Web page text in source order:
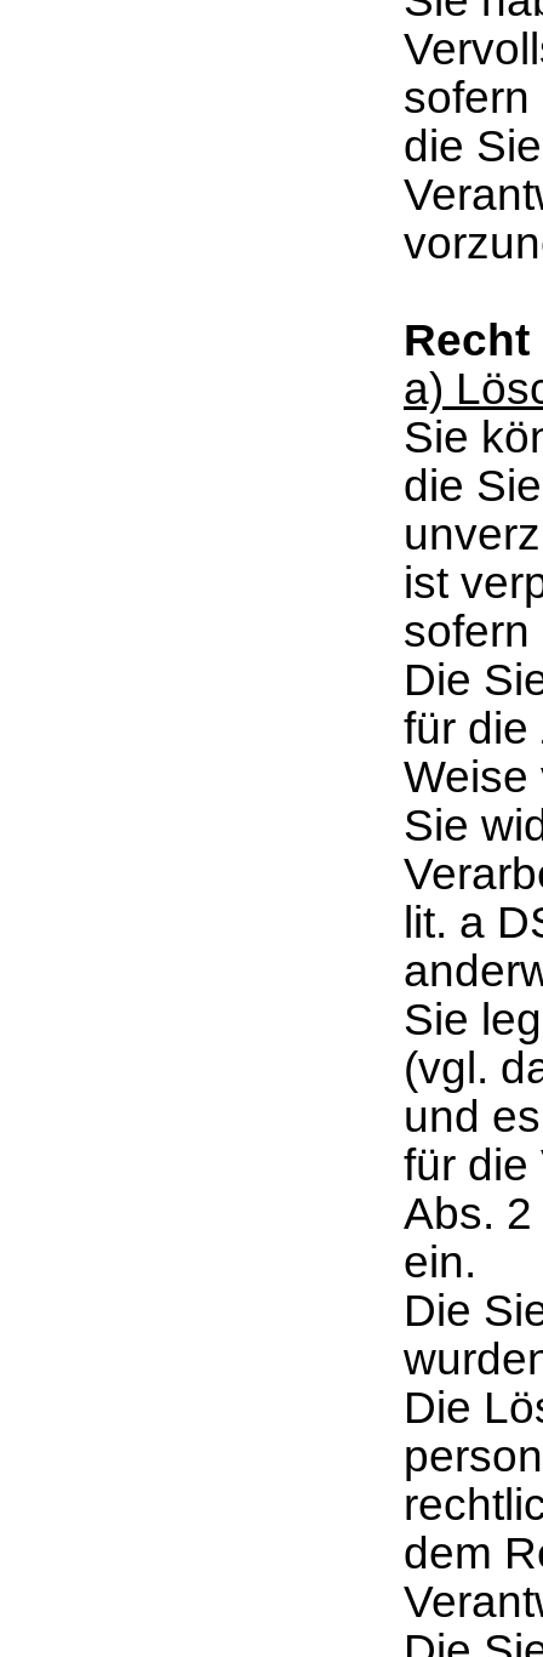
sofern
die
Recht
a)
Sie
die
ist
sofern
Die
für die
Weise
Sie
lit. a
Sie
(vgl.
und
für die
Abs.
ein.
Die
Die
dem